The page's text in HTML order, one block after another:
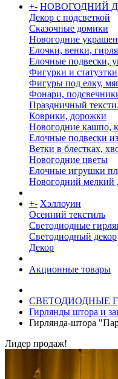
+- НОВОГОДНИЙ
Декор с подсветкой
Сказочные домики
Новогодние
Елочки, венки,
Елочные подвески,
Фигурки и статуэтки
Фигуры под елку,
Фонари,
Праздничный
Коврики, дорожки
Новогодние кашпо,
Елочные подвески
Ветки в блестках,
Новогодние цветы
Елочные игрушки
Новогодний мелкий
+- Хэллоуин
Осенний текстиль
Светодиодные
Светодиодный декор
Декор
Акционные товары
СВЕТОДИОДНЫЕ
Гирлянды штора и
Гирлянда-штора
Лидер продаж!